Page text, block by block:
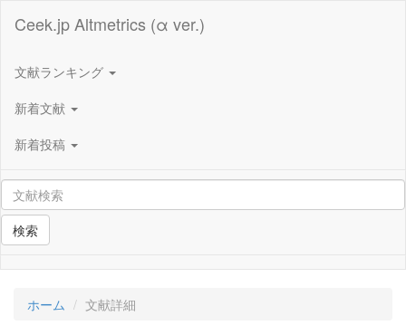
Ceek.jp Altmetrics (α ver.)
文献ランキング
新着文献
新着投稿
検索
ホーム 文献詳細